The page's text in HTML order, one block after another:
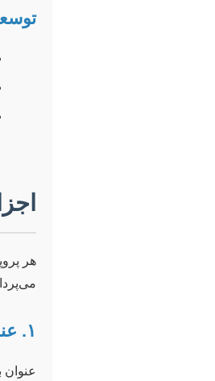
هر
۱. عنوان: آینه‌ای از پژوهش شما
عنوان